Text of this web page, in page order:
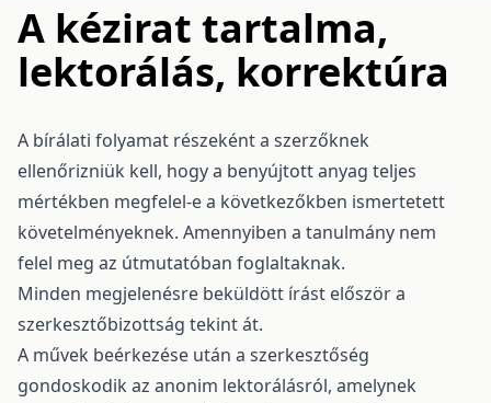
A kézirat tartalma,
lektorálás, korrektúra
A bírálati folyamat részeként a szerzőknek
ellenőrizniük kell, hogy a benyújtott anyag teljes
mértékben megfelel-e a következőkben ismertetett
követelményeknek. Amennyiben a tanulmány nem
felel meg az útmutatóban foglaltaknak.
Minden megjelenésre beküldött írást először a
szerkesztőbizottság tekint át.
A művek beérkezése után a szerkesztőség
gondoskodik az anonim lektorálásról, amelynek